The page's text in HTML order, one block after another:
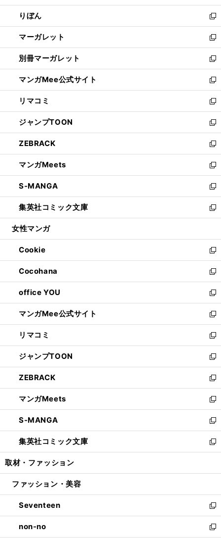
開
く
ウ
で
開
く
ン
ド
ウ
で
開
く
ウ
ィ
ン
ド
ウ
で
開
く
りぼん
新
し
い
ウ
ィ
ン
ド
ウ
で
開
く
マーガレット
新
し
い
ウ
ィ
ン
ド
ウ
で
開
く
別冊マーガレット
新
し
い
ウ
ィ
ン
ド
ウ
で
開
く
マンガMee公式サイト
新
し
い
ウ
ィ
ン
ド
ウ
で
開
く
リマコミ
新
し
い
ウ
ィ
ン
ド
ウ
で
開
く
ジャンプTOON
新
し
い
ウ
ィ
ン
ド
ウ
で
開
ZEBRACK
新
し
い
ウ
ィ
ン
ド
ウ
開
く
マンガMeets
新
し
い
ウ
ィ
ン
ウ
で
開
く
S-MANGA
新
し
い
ウ
ン
ド
ウ
で
開
く
集英社コミック文庫
新
し
ウ
ィ
ン
ド
ウ
で
開
く
女性マンガ
Cookie
新
し
い
ウ
ィ
ン
ド
ウ
で
開
く
Cocohana
新
し
い
ウ
ィ
ン
ド
ウ
で
開
く
office YOU
新
し
い
ウ
ィ
ン
ド
ウ
で
開
く
マンガMee公式サイト
新
し
い
ウ
ィ
ン
ド
ウ
で
開
く
リマコミ
新
し
い
ウ
ィ
ン
ド
ウ
で
開
く
ジャンプTOON
新
し
い
ウ
ィ
ン
ド
ウ
で
開
ZEBRACK
新
し
い
ウ
ィ
ン
ド
ウ
開
マンガMeets
新
し
い
ウ
ィ
ン
ウ
開
く
S-MANGA
新
し
い
ウ
ン
ウ
で
開
く
集英社コミック文庫
新
し
ウ
ン
ド
ウ
で
開
取材・ファッション
ファッション・美容
Seventeen
新
し
い
ウ
non-no
新
し